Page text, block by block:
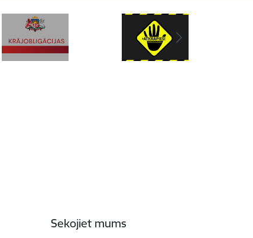
Sekojiet mums